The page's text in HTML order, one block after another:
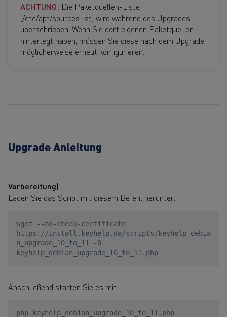
ACHTUNG: Die Paketquellen-Liste
(/etc/apt/sources.list) wird während des Upgrades
überschrieben. Wenn Sie dort eigenen Paketquellen
hinterlegt haben, müssen Sie diese nach dem Upgrade
möglicherweise erneut konfigurieren.
Upgrade Anleitung
Vorbereitung)
Laden Sie das Script mit diesem Befehl herunter:
wget --no-check-certificate
https://install.keyhelp.de/scripts/keyhelp_debia
n_upgrade_10_to_11 -O
keyhelp_debian_upgrade_10_to_11.php
Anschließend starten Sie es mit:
php keyhelp_debian_upgrade_10_to_11.php